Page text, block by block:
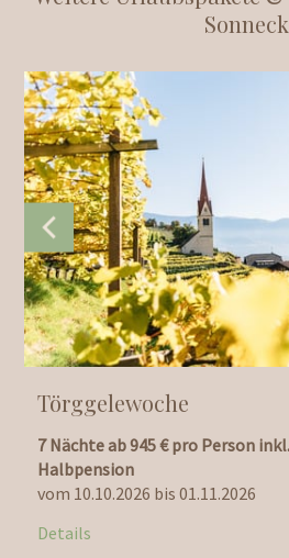
Sonneck
Törggelewoche
7 Nächte ab 945 € pro Person
Halbpension
vom 10.10.2026 bis 01.11.2026
Details